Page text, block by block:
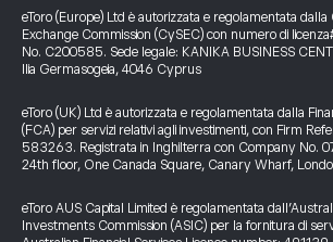
eToro (Europe) Ltd è autorizzata e regolamentata
Exchange Commission (CySEC) con numero di
No. C200585. Sede legale: KANIKA BUSINESS
Ilia Germasogeia, 4046 Cyprus
eToro (UK) Ltd è autorizzata e regolamentata dalla
(FCA) per servizi relativi agli investimenti, con Firm
583263. Registrata in Inghilterra con Company No.
24th floor, One Canada Square, Canary Wharf,
eToro AUS Capital Limited è regolamentata
Investments Commission (ASIC) per la fornitura di